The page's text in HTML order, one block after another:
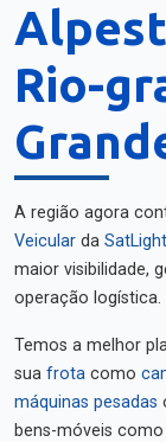
Rio-
A região agora
Veicular da SatLight
maior visibilidade,
operação logística.
Temos a melhor
sua frota como
máquinas pesadas
bens-móveis como